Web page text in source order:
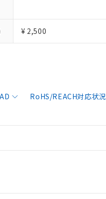
¥ 2,500
RoHS/REACH対応状況